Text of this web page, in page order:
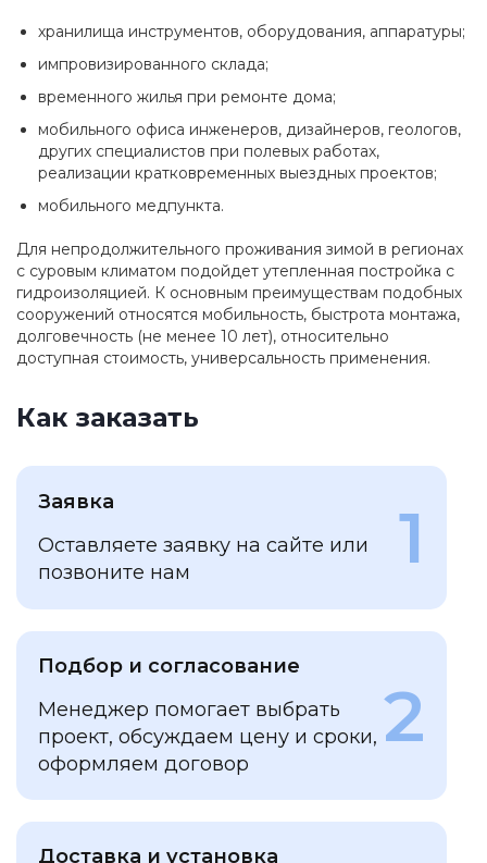
хранилища инструментов, оборудования, аппаратуры;
импровизированного склада;
временного жилья при ремонте дома;
мобильного офиса инженеров, дизайнеров, геологов,
других специалистов при полевых работах,
реализации кратковременных выездных проектов;
мобильного медпункта.
Для непродолжительного проживания зимой в регионах
с суровым климатом подойдет утепленная постройка с
гидроизоляцией. К основным преимуществам подобных
сооружений относятся мобильность, быстрота монтажа,
долговечность (не менее 10 лет), относительно
доступная стоимость, универсальность применения.
Как заказать
Заявка
Оставляете заявку на сайте или
позвоните нам
1
Подбор и согласование
Менеджер помогает выбрать
проект, обсуждаем цену и сроки,
оформляем договор
2
Доставка и установка